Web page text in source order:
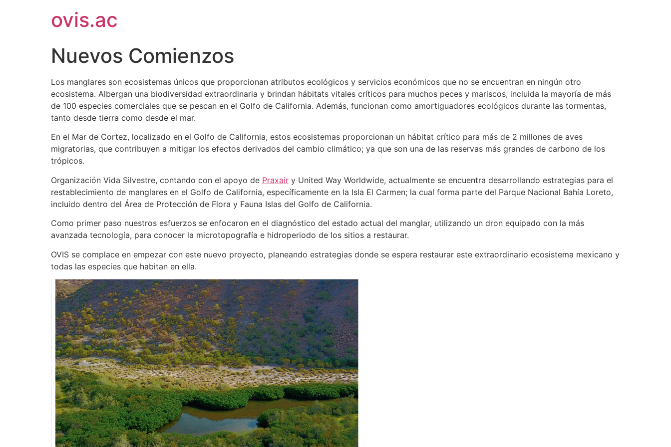
ovis.ac
Nuevos Comienzos
Los manglares son ecosistemas únicos que proporcionan atributos ecológicos y servicios económicos que no se encuentran en ningún otro
ecosistema. Albergan una biodiversidad extraordinaria y brindan hábitats vitales críticos para muchos peces y mariscos, incluida la mayoría de más
de 100 especies comerciales que se pescan en el Golfo de California. Además, funcionan como amortiguadores ecológicos durante las tormentas,
tanto desde tierra como desde el mar.
En el Mar de Cortez, localizado en el Golfo de California, estos ecosistemas proporcionan un hábitat crítico para más de 2 millones de aves
migratorias, que contribuyen a mitigar los efectos derivados del cambio climático; ya que son una de las reservas más grandes de carbono de los
trópicos.
Organización Vida Silvestre, contando con el apoyo de Praxair y United Way Worldwide, actualmente se encuentra desarrollando estrategias para el
restablecimiento de manglares en el Golfo de California, específicamente en la Isla El Carmen; la cual forma parte del Parque Nacional Bahía Loreto,
incluido dentro del Área de Protección de Flora y Fauna Islas del Golfo de California.
Como primer paso nuestros esfuerzos se enfocaron en el diagnóstico del estado actual del manglar, utilizando un dron equipado con la más
avanzada tecnología, para conocer la microtopografía e hidroperiodo de los sitios a restaurar.
OVIS se complace en empezar con este nuevo proyecto, planeando estrategias donde se espera restaurar este extraordinario ecosistema mexicano y
todas las especies que habitan en ella.